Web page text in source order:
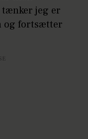
jeg er
og fortsætter